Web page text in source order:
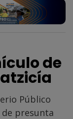
de
Público
presunta